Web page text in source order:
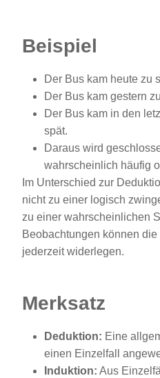
Beispiel
Der Bus kam heute zu
Der Bus kam gestern
Der Bus kam in den
spät.
Daraus wird
wahrscheinlich häufig
Im Unterschied zur
nicht zu einer logisch
zu einer wahrscheinlichen
Beobachtungen können die
jederzeit widerlegen.
Merksatz
Deduktion: Eine
einen Einzelfall
Induktion: Aus